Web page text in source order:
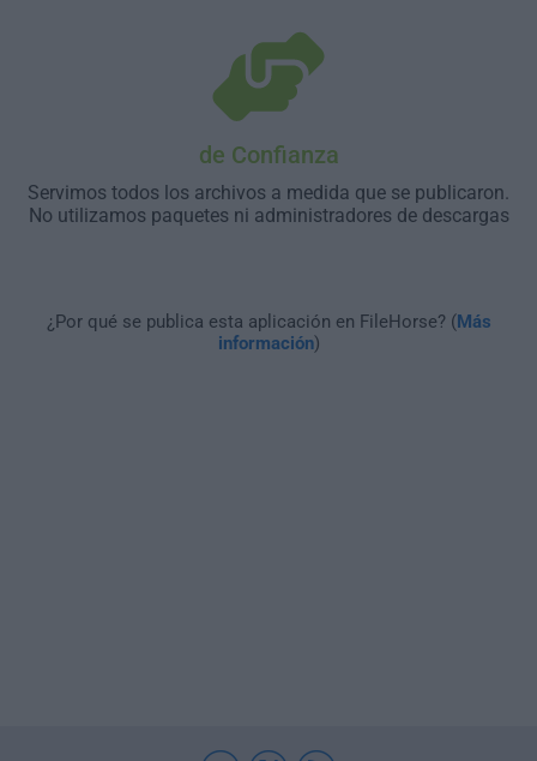
de Confianza
Servimos todos los archivos a medida que se publicaron.
No utilizamos paquetes ni administradores de descargas
¿Por qué se publica esta aplicación en FileHorse? (Más
información)